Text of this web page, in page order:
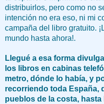
distribuirlos, pero como no
intención no era eso, ni mi
campaña del libro gratuito.
mundo hasta ahora!.
Llegué a esa forma
los libros en cabinas
metro, dónde lo había, y
recorriendo toda España,
pueblos de la costa,